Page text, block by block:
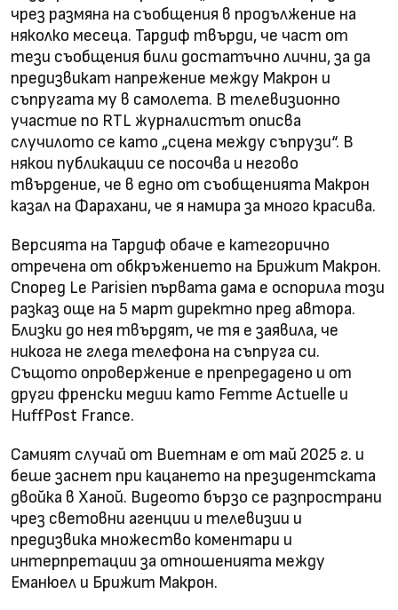
чрез размяна на съобщения в продължение на
няколко месеца. Тардиф твърди, че част от
тези съобщения били достатъчно лични, за да
предизвикат напрежение между Макрон и
съпругата му в самолета. В телевизионно
участие по RTL журналистът описва
случилото се като „сцена между съпрузи“. В
някои публикации се посочва и негово
твърдение, че в едно от съобщенията Макрон
казал на Фарахани, че я намира за много красива.
Версията на Тардиф обаче е категорично
отречена от обкръжението на Брижит Макрон.
Според Le Parisien първата дама е оспорила този
разказ още на 5 март директно пред автора.
Близки до нея твърдят, че тя е заявила, че
никога не гледа телефона на съпруга си.
Същото опровержение е препредадено и от
други френски медии като Femme Actuelle и
HuffPost France.
Самият случай от Виетнам е от май 2025 г. и
беше заснет при кацането на президентската
двойка в Ханой. Видеото бързо се разпространи
чрез световни агенции и телевизии и
предизвика множество коментари и
интерпретации за отношенията между
Еманюел и Брижит Макрон.